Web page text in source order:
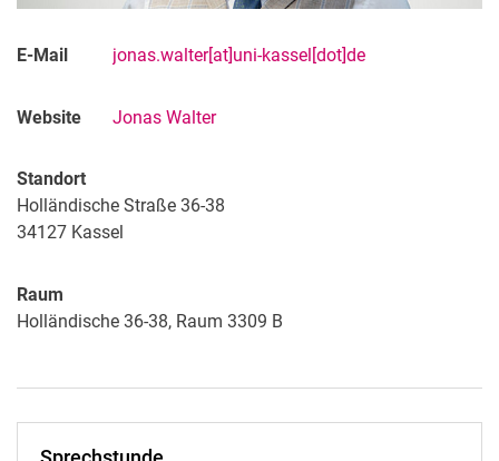
E-Mail jonas.walter[at]uni-kassel[dot]de
Website Jonas Walter
Standort
Holländische Straße 36-38
34127 Kassel
Raum
Holländische 36-38, Raum 3309 B